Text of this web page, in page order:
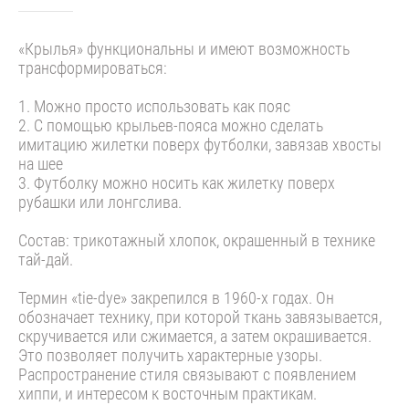
⁠«Крылья» функциональны и имеют возможность
трансформироваться:
1.⁠ ⁠Можно просто использовать как пояс
2.⁠ ⁠С помощью крыльев-пояса можно сделать
имитацию жилетки поверх футболки, завязав хвосты
на шее
3.⁠ ⁠Футболку можно носить как жилетку поверх
рубашки или лонгслива.
Состав: трикотажный хлопок, окрашенный в технике
тай-дай.
Термин «tie-dye» закрепился в 1960-х годах. Он
обозначает технику, при которой ткань завязывается,
скручивается или сжимается, а затем окрашивается.
Это позволяет получить характерные узоры.
Распространение стиля связывают с появлением
хиппи, и интересом к восточным практикам.